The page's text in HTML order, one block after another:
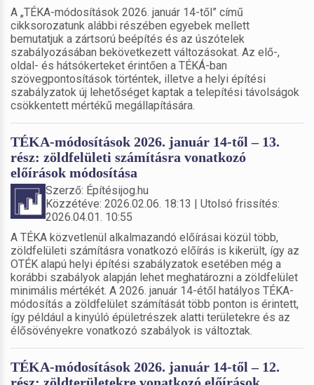
A „TÉKA-módosítások 2026. január 14-től” című
cikksorozatunk alábbi részében egyebek mellett
bemutatjuk a zártsorú beépítés és az úszótelek
szabályozásában bekövetkezett változásokat. Az elő-,
oldal- és hátsókerteket érintően a TÉKÁ-ban
szövegpontosítások történtek, illetve a helyi építési
szabályzatok új lehetőséget kaptak a telepítési távolságok
csökkentett mértékű megállapítására.
TÉKA-módosítások 2026. január 14-től – 13.
rész: zöldfelületi számításra vonatkozó
előírások módosítása
Szerző: Építésijog.hu
Közzétéve: 2026.02.06. 18:13 | Utolsó frissítés:
2026.04.01. 10:55
A TÉKA közvetlenül alkalmazandó előírásai közül több,
zöldfelületi számításra vonatkozó előírás is kikerült, így az
OTÉK alapú helyi építési szabályzatok esetében még a
korábbi szabályok alapján lehet meghatározni a zöldfelület
minimális mértékét. A 2026. január 14-étől hatályos TÉKA-
módosítás a zöldfelület számítását több ponton is érintett,
így például a kinyúló épületrészek alatti területekre és az
élősövényekre vonatkozó szabályok is változtak.
TÉKA-módosítások 2026. január 14-től – 12.